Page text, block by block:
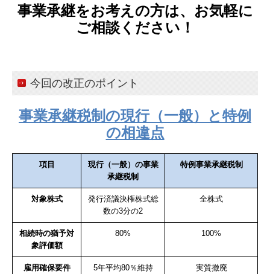
事業承継をお考えの方は、お気軽に
ご相談ください！
今回の改正のポイント
事業承継税制の現行（一般）と特例
の相違点
項目
現行（一般）の事業
承継税制
特例事業承継税制
対象株式
発行済議決権株式総
数の3分の2
全株式
相続時の猶予対
象評価額
80% 100%
雇用確保要件 5年平均80％維持 実質撤廃